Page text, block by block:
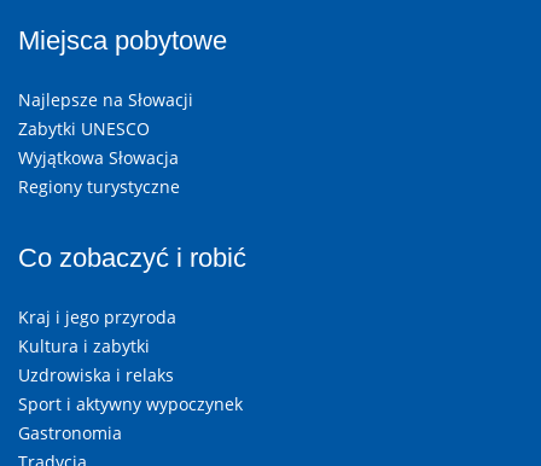
Miejsca pobytowe
Najlepsze na Słowacji
Zabytki UNESCO
Wyjątkowa Słowacja
Regiony turystyczne
Co zobaczyć i robić
Kraj i jego przyroda
Kultura i zabytki
Uzdrowiska i relaks
Sport i aktywny wypoczynek
Gastronomia